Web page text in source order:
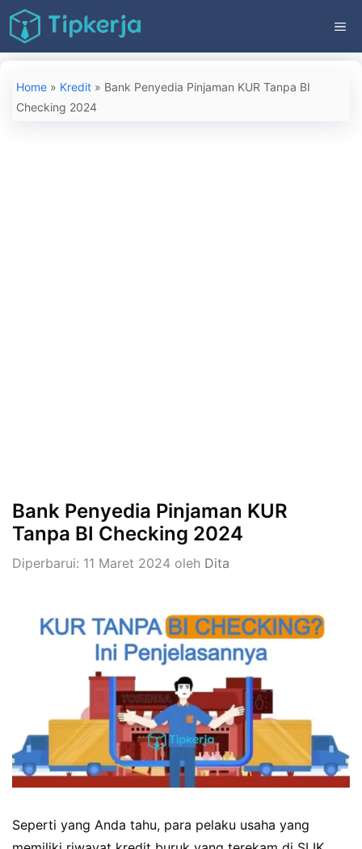
Langsung
ke
isi
Home » Kredit » Bank Penyedia Pinjaman KUR Tanpa BI
Checking 2024
Bank Penyedia Pinjaman KUR
Tanpa BI Checking 2024
Diperbarui: 11 Maret 2024 oleh Dita
Seperti yang Anda tahu, para pelaku usaha yang